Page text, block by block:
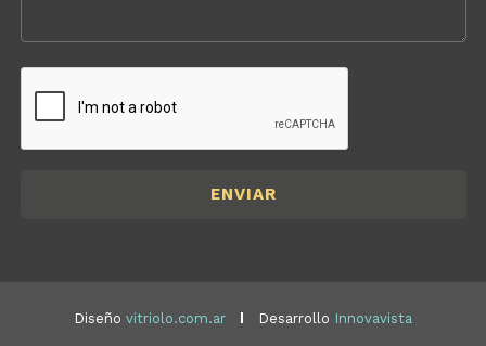
Diseño vitriolo.com.ar Desarrollo Innovavista